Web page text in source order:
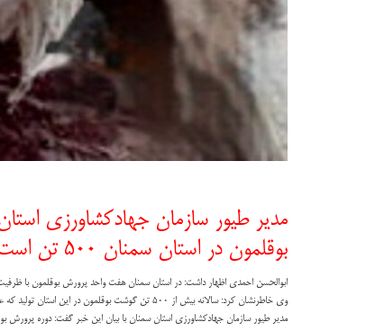
مدیر طیور سازمان جهادکشاورزی
بوقلمون در استان سمنان ۵۰۰ تن است.
ابوالحسن احمدی اظهار داشت: در استان سمنان هفت واحد پرورش بوقلمون با ظرفیت تولید بیش از ۲۳ هزار
وی خاطرنشان کرد: سالانه بیش از ۵۰۰ تن گوشت بوقلمون در این استان تولید که علاوه بر تامین نیاز داخلی به استان‌های همجوار هم فرستاده می‌شود.
مدیر طیور سازمان جهادکشاورزی استان سمنان با بیان این خبر گفت: دوره پرورش بوقلمون ۴ تا ۶ ماه است و وزن آن در این مدت به بیش از ۲۰